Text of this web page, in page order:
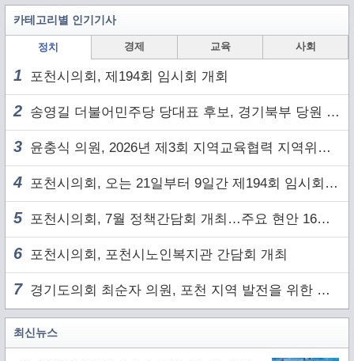
카테고리별 인기기사
정치 경제 교육 사회
1 포천시의회, 제194회 임시회 개회
2 송영길 더불어민주당 당대표 후보, 경기북부 당원 및 2030 세대와 ‘소통 행보’
3 윤충식 의원, 2026년 제3회 지역교육협력 지역위원회 주재
4 포천시의회, 오는 21일부터 9일간 제194회 임시회 개회
5 포천시의회, 7월 정책간담회 개최…주요 현안 16건 점검
6 포천시의회, 포천시노인복지관 간담회 개최
7경기도의회 최순자 의원, 포천 지역 발전을 위한 정담회 개최
최신뉴스